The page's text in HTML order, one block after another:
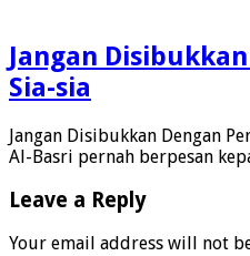
Jangan
Sia-sia
Jangan Disibukkan Dengan
Al-Basri pernah berpesan
Leave a Reply
Your email address will not